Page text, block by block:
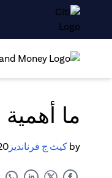
ما
by كيث ج فرنانديز